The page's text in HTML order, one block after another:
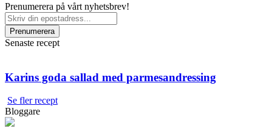
Prenumerera på vårt nyhetsbrev!
Senaste recept
Karins goda sallad med parmesandressing
Se fler recept
Bloggare